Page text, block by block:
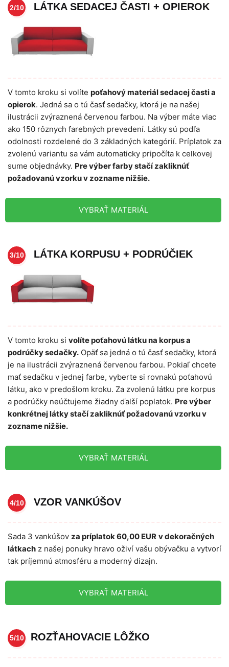
2/10 LÁTKA SEDACEJ ČASTI + OPIEROK
V tomto kroku si volíte poťahový materiál sedacej časti a
opierok. Jedná sa o tú časť sedačky, ktorá je na našej
ilustrácii zvýraznená červenou farbou. Na výber máte viac
ako 150 rôznych farebných prevedení. Látky sú podľa
odolnosti rozdelené do 3 základných kategórií. Príplatok za
zvolenú variantu sa vám automaticky pripočíta k celkovej
sume objednávky. Pre výber farby stačí zakliknúť
požadovanú vzorku v zozname nižšie.
VYBRAŤ MATERIÁL
3/10 LÁTKA KORPUSU + PODRÚČIEK
V tomto kroku si volíte poťahovú látku na korpus a
podrúčky sedačky. Opäť sa jedná o tú časť sedačky, ktorá
je na ilustrácii zvýraznená červenou farbou. Pokiaľ chcete
mať sedačku v jednej farbe, vyberte si rovnakú poťahovú
látku, ako v predošlom kroku. Za zvolenú látku pre korpus
a podrúčky neúčtujeme žiadny ďalší poplatok. Pre výber
konkrétnej látky stačí zakliknúť požadovanú vzorku v
zozname nižšie.
VYBRAŤ MATERIÁL
4/10 VZOR VANKÚŠOV
Sada 3 vankúšov za príplatok 60,00 EUR v dekoračných
látkach z našej ponuky hravo oživí vašu obývačku a vytvorí
tak príjemnú atmosféru a moderný dizajn.
VYBRAŤ MATERIÁL
5/10 ROZŤAHOVACIE LÔŽKO